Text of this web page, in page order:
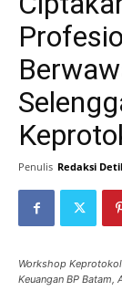
Penulis Redaksi
Workshop
Keuangan BP Batam,